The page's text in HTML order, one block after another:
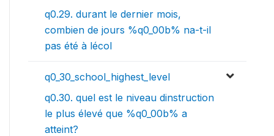
q0.29. durant le dernier mois,
combien de jours %q0_00b% na-t-il
pas été à lécol
q0_30_school_highest_level
q0.30. quel est le niveau dinstruction
le plus élevé que %q0_00b% a
atteint?